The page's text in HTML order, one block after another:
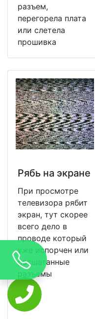
разъем,
перегорела плата
или слетела
прошивка
Рябь на экране
При просмотре
телевизора рябит
экран, тут скорее
всего дело в
проводе который
уже испорчен или
расшатанные
разъемы